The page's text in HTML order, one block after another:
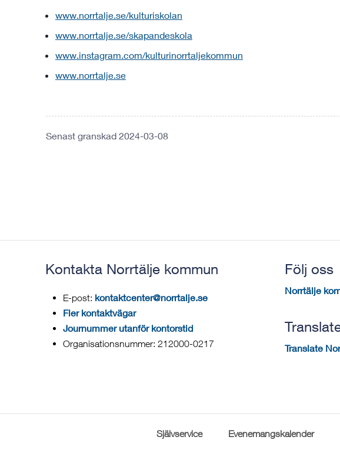
www.norrtalje.se/kulturiskolan
www.norrtalje.se/skapandeskola
www.instagram.com/kulturinorrtaljekommun
www.norrtalje.se
Senast granskad 2024-03-08
Kontakta Norrtälje kommun
E-post: kontaktcenter@norrtalje.se
Fler kontaktvägar
Journummer utanför kontorstid
Organisationsnummer: 212000-0217
Följ oss
Norrtälje
Translate
Självservice Evenemangskalender